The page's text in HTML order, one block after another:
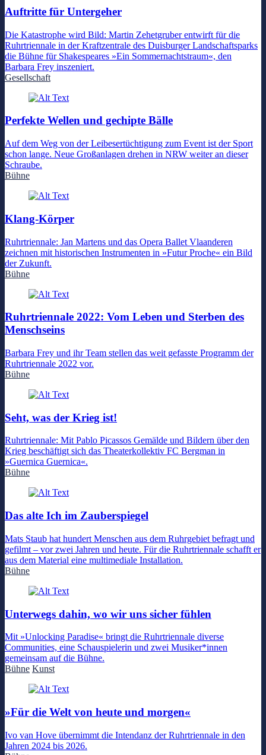
Auftritte für Untergeher
Die Katastrophe wird Bild: Martin Zehetgruber entwirft für die
Ruhrtriennale in der Kraftzentrale des Duisburger Landschaftsparks
die Bühne für Shakespeares »Ein Sommernachtstraum«, den
Barbara Frey inszeniert.
Gesellschaft
Perfekte Wellen und gechipte Bälle
Auf dem Weg von der Leibesertüchtigung zum Event ist der Sport
schon lange. Neue Großanlagen drehen in NRW weiter an dieser
Schraube.
Bühne
Klang-Körper
Ruhrtriennale: Jan Martens und das Opera Ballet Vlaanderen
zeichnen mit historischen Instrumenten in »Futur Proche« ein Bild
der Zukunft.
Bühne
Ruhrtriennale 2022: Vom Leben und Sterben des
Menschseins
Barbara Frey und ihr Team stellen das weit gefasste Programm der
Ruhrtriennale 2022 vor.
Bühne
Seht, was der Krieg ist!
Ruhrtriennale: Mit Pablo Picassos Gemälde und Bildern über den
Krieg beschäftigt sich das Theaterkollektiv FC Bergman in
»Guernica Guernica«.
Bühne
Das alte Ich im Zauberspiegel
Mats Staub hat hundert Menschen aus dem Ruhrgebiet befragt und
gefilmt – vor zwei Jahren und heute. Für die Ruhrtriennale schafft er
aus dem Material eine multimediale Installation.
Bühne
Unterwegs dahin, wo wir uns sicher fühlen
Mit »Unlocking Paradise« bringt die Ruhrtriennale diverse
Communities, eine Schauspielerin und zwei Musiker*innen
gemeinsam auf die Bühne.
Bühne Kunst
»Für die Welt von heute und morgen«
Ivo van Hove übernimmt die Intendanz der Ruhrtriennale in den
Jahren 2024 bis 2026.